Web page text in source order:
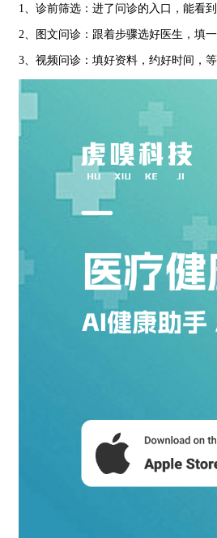
1、诊前筛选：进了问诊的入口，能看
2、图文问诊：跟着步骤选好医生，填
3、视频问诊：填好资料，约好时间，